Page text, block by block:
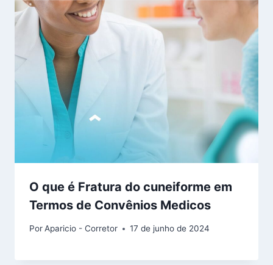
O que é Fratura do cuneiforme em
Termos de Convênios Medicos
PorAparicio - Corretor 17 de junho de 2024